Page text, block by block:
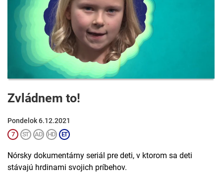
Zvládnem to!
Pondelok 6.12.2021
Nórsky dokumentárny seriál pre deti, v ktorom sa deti
stávajú hrdinami svojich príbehov.